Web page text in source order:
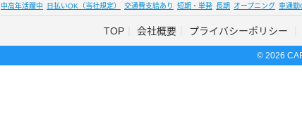
中高年活躍中
日払いOK（当社規定） 交通費支給あり 短期・単発 長期 オープニング 車通勤
TOP 会社概要 プライバシーポリシー
© 2026